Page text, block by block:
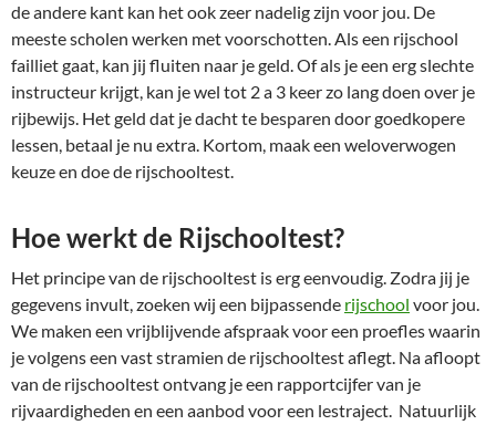
de andere kant kan het ook zeer nadelig zijn voor jou. De
meeste scholen werken met voorschotten. Als een rijschool
failliet gaat, kan jij fluiten naar je geld. Of als je een erg slechte
instructeur krijgt, kan je wel tot 2 a 3 keer zo lang doen over je
rijbewijs. Het geld dat je dacht te besparen door goedkopere
lessen, betaal je nu extra. Kortom, maak een weloverwogen
keuze en doe de rijschooltest.
Hoe werkt de Rijschooltest?
Het principe van de rijschooltest is erg eenvoudig. Zodra jij je
gegevens invult, zoeken wij een bijpassende rijschool voor jou.
We maken een vrijblijvende afspraak voor een proefles waarin
je volgens een vast stramien de rijschooltest aflegt. Na afloopt
van de rijschooltest ontvang je een rapportcijfer van je
rijvaardigheden en een aanbod voor een lestraject. Natuurlijk